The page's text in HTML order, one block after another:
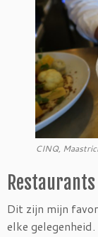
CINQ,
Dit zijn mijn
elke gelegenheid.